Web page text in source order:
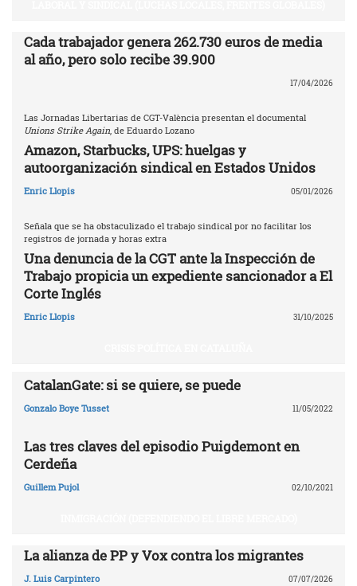
Cada trabajador genera 262.730 euros de media
al año, pero solo recibe 39.900
17/04/2026
Las Jornadas Libertarias de CGT-València presentan el documental
Unions Strike Again , de Eduardo Lozano
Amazon, Starbucks, UPS: huelgas y
autoorganización sindical en Estados Unidos
Enric Llopis 05/01/2026
Señala que se ha obstaculizado el trabajo sindical por no facilitar los
registros de jornada y horas extra
Una denuncia de la CGT ante la Inspección de
Trabajo propicia un expediente sancionador a El
Corte Inglés
Enric Llopis 31/10/2025
CatalanGate: si se quiere, se puede
Gonzalo Boye Tusset 11/05/2022
Las tres claves del episodio Puigdemont en
Cerdeña
Guillem Pujol 02/10/2021
La alianza de PP y Vox contra los migrantes
J. Luis Carpintero 07/07/2026